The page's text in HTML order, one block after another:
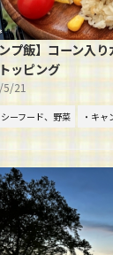
ンプ飯】コーン入
ッピング
21
シーフード、野菜 ・キャ